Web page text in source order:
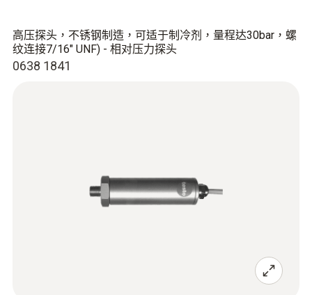
0638 1841
高压探头，不锈钢制造，可适于制冷剂，量程达30bar，螺
纹连接7/16" UNF) - 相对压力探头